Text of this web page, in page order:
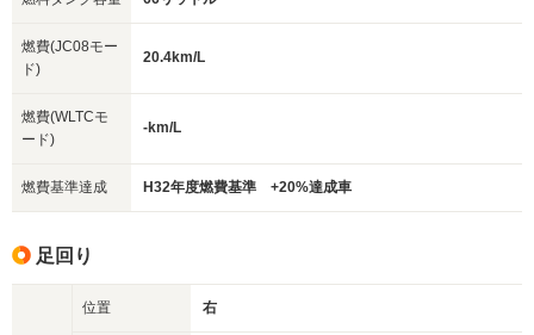
燃費(JC08モー
ド)
20.4km/L
燃費(WLTCモ
ード)
-km/L
燃費基準達成 H32年度燃費基準 +20%達成車
足回り
位置 右